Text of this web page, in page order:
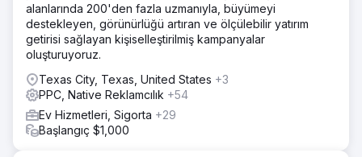
alanlarında 200'den fazla uzmanıyla, büyümeyi
destekleyen, görünürlüğü artıran ve ölçülebilir yatırım
getirisi sağlayan kişiselleştirilmiş kampanyalar
oluşturuyoruz.
Texas City, Texas, United States +3
PPC, Native Reklamcılık +54
Ev Hizmetleri, Sigorta +29
Başlangıç $1,000